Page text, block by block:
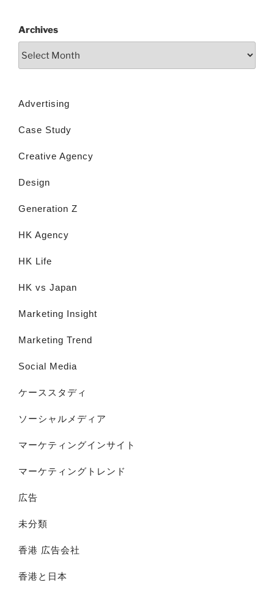
Archives
Advertising
Case Study
Creative Agency
Design
Generation Z
HK Agency
HK Life
HK vs Japan
Marketing Insight
Marketing Trend
Social Media
ケーススタディ
ソーシャルメディア
マーケティングインサイト
マーケティングトレンド
広告
未分類
香港 広告会社
香港と日本